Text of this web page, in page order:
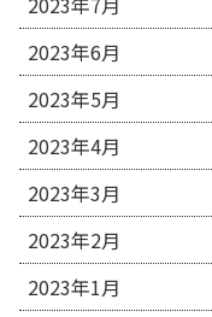
2023年6月
2023年5月
2023年4月
2023年3月
2023年2月
2023年1月